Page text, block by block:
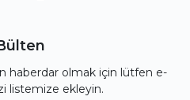
haberdar olmak için lütfen e-
listemize ekleyin.